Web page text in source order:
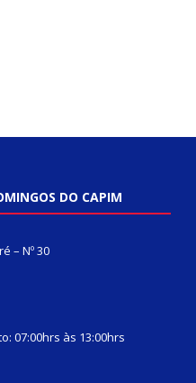
DO CAPIM
– Nº 30
07:00hrs às 13:00hrs